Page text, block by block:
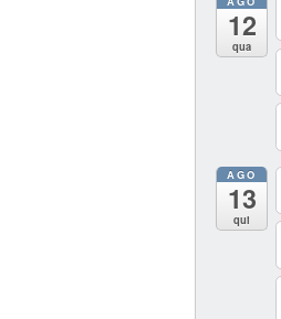
12
qua
AGO
13
qui